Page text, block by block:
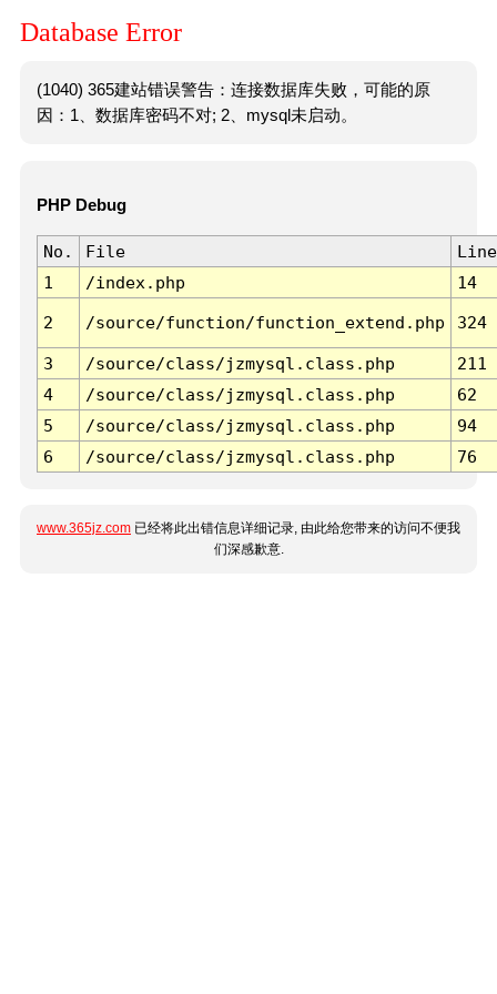
Database Error
(1040) 365建站错误警告：连接数据库失败，可能的原
因：1、数据库密码不对; 2、mysql未启动。
PHP Debug
No. File
Line
1
/index.php 14
2 /source/function/function_extend.php 324
3 /source/class/jzmysql.class.php
211
4
/source/class/jzmysql.class.php
62
5
/source/class/jzmysql.class.php
94
6
/source/class/jzmysql.class.php 76
www.365jz.com 已经将此出错信息详细记录, 由此给您带来的访问不便我
们深感歉意.